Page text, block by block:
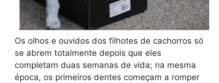
Os olhos e ouvidos dos filhotes de cachorros só
se abrem totalmente depois que eles
completam duas semanas de vida; na mesma
época, os primeiros dentes começam a romper